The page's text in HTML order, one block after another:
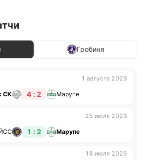
Гробиня
1 августа 2026
СК 4 : 2 Марупе
25 июля 2026
1 : 2 Марупе
18 июля 2026